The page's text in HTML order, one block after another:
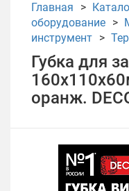
Главная
оборудование
инструмент
Губка для
оранж.